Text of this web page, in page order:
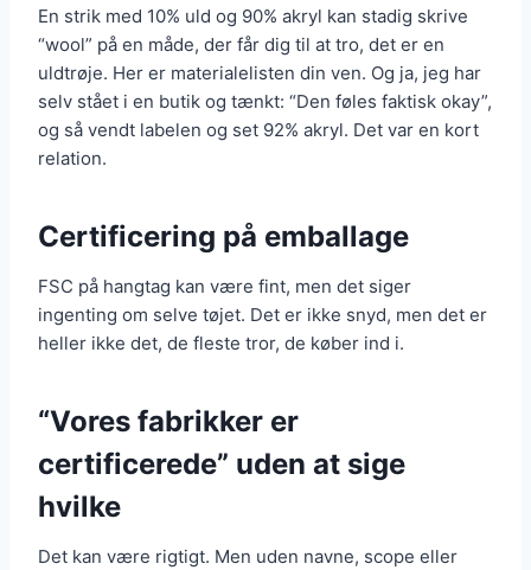
En strik med 10% uld og 90% akryl kan stadig skrive
“wool” på en måde, der får dig til at tro, det er en
uldtrøje. Her er materialelisten din ven. Og ja, jeg har
selv stået i en butik og tænkt: “Den føles faktisk okay”,
og så vendt labelen og set 92% akryl. Det var en kort
relation.
Certificering på emballage
FSC på hangtag kan være fint, men det siger
ingenting om selve tøjet. Det er ikke snyd, men det er
heller ikke det, de fleste tror, de køber ind i.
“Vores fabrikker er
certificerede” uden at sige
hvilke
Det kan være rigtigt. Men uden navne, scope eller